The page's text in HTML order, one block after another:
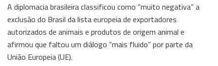
A diplomacia brasileira classificou como “muito negativa” a
exclusão do Brasil da lista europeia de exportadores
autorizados de animais e produtos de origem animal e
afirmou que faltou um diálogo “mais fluido” por parte da
União Europeia (UE).